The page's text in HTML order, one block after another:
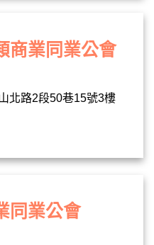
商業同業公會
北路2段50巷15號3樓
同業公會